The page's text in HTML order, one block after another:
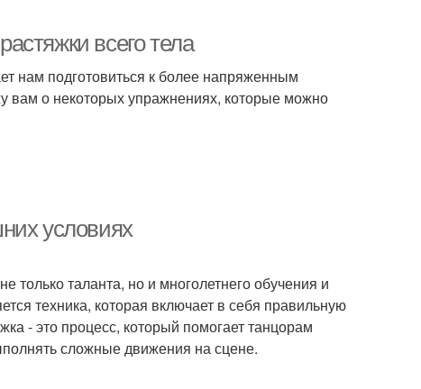
всего тела
нам подготовиться к более напряженным
вам о некоторых упражнениях, которые можно
условиях
только таланта, но и многолетнего обучения и
техника, которая включает в себя правильную
- это процесс, который помогает танцорам
сложные движения на сцене.